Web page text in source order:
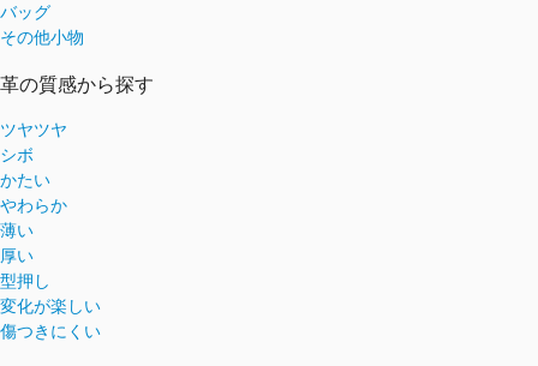
バッグ
その他小物
革の質感から探す
ツヤツヤ
シボ
かたい
やわらか
薄い
厚い
型押し
変化が楽しい
傷つきにくい